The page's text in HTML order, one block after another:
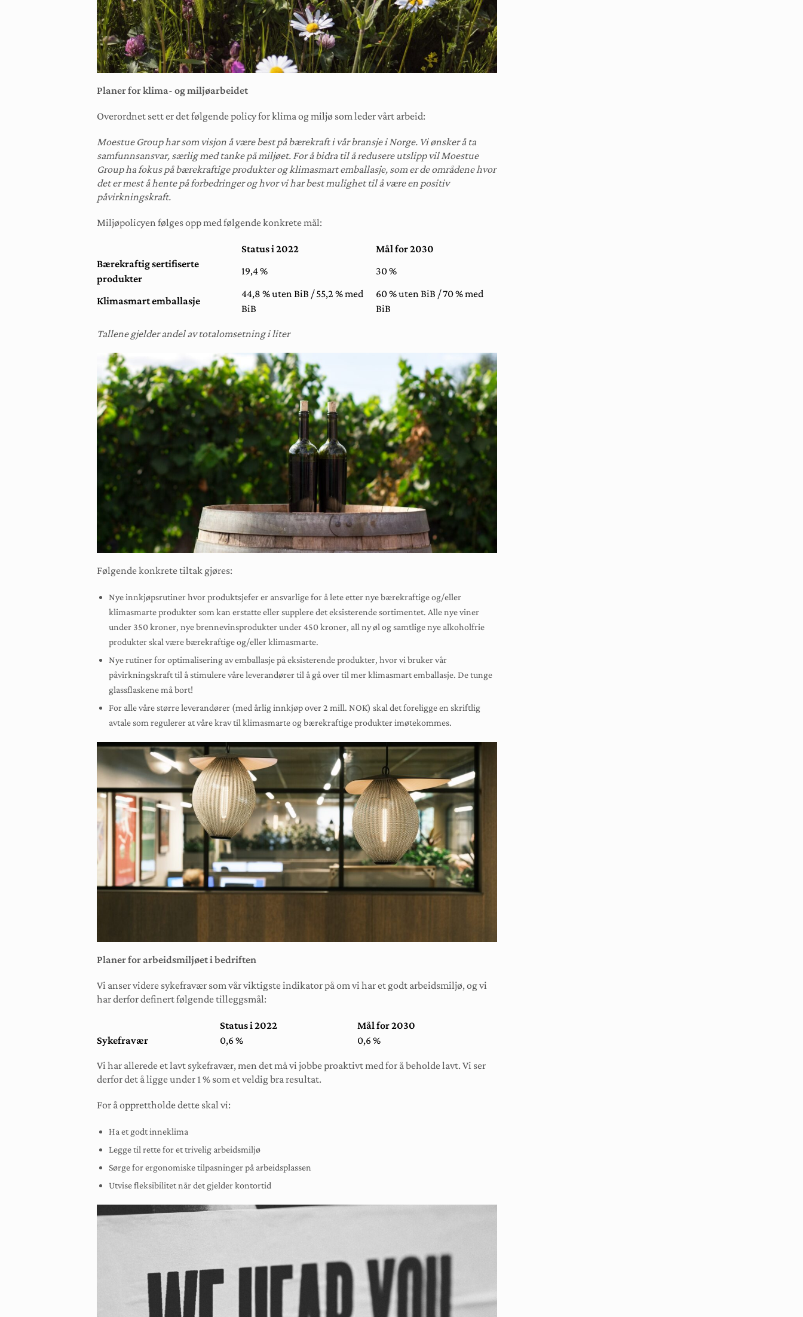
Planer for klima- og miljøarbeidet
Overordnet sett er det følgende policy for klima og miljø som leder vårt arbeid:
Moestue Group har som visjon å være best på bærekraft i vår bransje i Norge. Vi ønsker å ta
samfunnsansvar, særlig med tanke på miljøet. For å bidra til å redusere utslipp vil Moestue
Group ha fokus på bærekraftige produkter og klimasmart emballasje, som er de områdene hvor
det er mest å hente på forbedringer og hvor vi har best mulighet til å være en positiv
påvirkningskraft.
Miljøpolicyen følges opp med følgende konkrete mål:
Status i 2022
Mål for 2030
Bærekraftig sertifiserte
produkter
19,4 % 30 %
Klimasmart emballasje
44,8 % uten BiB / 55,2 % med
BiB
60 % uten BiB / 70 % med
BiB
Tallene gjelder andel av totalomsetning i liter
Følgende konkrete tiltak gjøres:
Nye innkjøpsrutiner hvor produktsjefer er ansvarlige for å lete etter nye bærekraftige og/eller
klimasmarte produkter som kan erstatte eller supplere det eksisterende sortimentet. Alle nye viner
under 350 kroner, nye brennevinsprodukter under 450 kroner, all ny øl og samtlige nye alkoholfrie
produkter skal være bærekraftige og/eller klimasmarte.
Nye rutiner for optimalisering av emballasje på eksisterende produkter, hvor vi bruker vår
påvirkningskraft til å stimulere våre leverandører til å gå over til mer klimasmart emballasje. De tunge
glassflaskene må bort!
For alle våre større leverandører (med årlig innkjøp over 2 mill. NOK) skal det foreligge en skriftlig
avtale som regulerer at våre krav til klimasmarte og bærekraftige produkter imøtekommes.
Planer for arbeidsmiljøet i bedriften
Vi anser videre sykefravær som vår viktigste indikator på om vi har et godt arbeidsmiljø, og vi
har derfor definert følgende tilleggsmål:
Status i 2022
Mål for 2030
Sykefravær
0,6 % 0,6 %
Vi har allerede et lavt sykefravær, men det må vi jobbe proaktivt med for å beholde lavt. Vi ser
derfor det å ligge under 1 % som et veldig bra resultat.
For å opprettholde dette skal vi:
Ha et godt inneklima
Legge til rette for et trivelig arbeidsmiljø
Sørge for ergonomiske tilpasninger på arbeidsplassen
Utvise fleksibilitet når det gjelder kontortid